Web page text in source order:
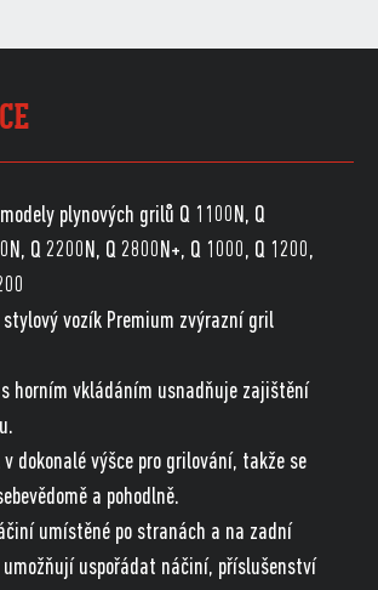
plynových grilů Q 1100N, Q
Q 2200N, Q 2800N+, Q 1000, Q 1200,
vozík Premium zvýrazní gril
horním vkládáním usnadňuje zajištění
dokonalé výšce pro grilování, takže se
a pohodlně.
umístěné po stranách a na zadní
uspořádat náčiní, příslušenství